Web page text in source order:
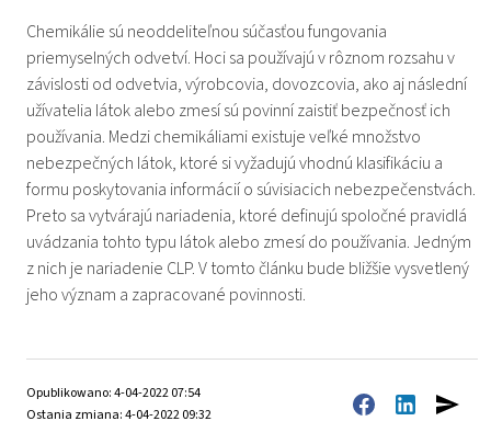
Chemikálie sú neoddeliteľnou súčasťou fungovania
priemyselných odvetví. Hoci sa používajú v rôznom rozsahu v
závislosti od odvetvia, výrobcovia, dovozcovia, ako aj následní
užívatelia látok alebo zmesí sú povinní zaistiť bezpečnosť ich
používania. Medzi chemikáliami existuje veľké množstvo
nebezpečných látok, ktoré si vyžadujú vhodnú klasifikáciu a
formu poskytovania informácií o súvisiacich nebezpečenstvách.
Preto sa vytvárajú nariadenia, ktoré definujú spoločné pravidlá
uvádzania tohto typu látok alebo zmesí do používania. Jedným
z nich je nariadenie CLP. V tomto článku bude bližšie vysvetlený
jeho význam a zapracované povinnosti.
Opublikowano: 4-04-2022 07:54
Ostania zmiana: 4-04-2022 09:32